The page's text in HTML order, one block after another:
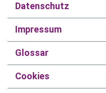
Datenschutz
Impressum
Glossar
Cookies